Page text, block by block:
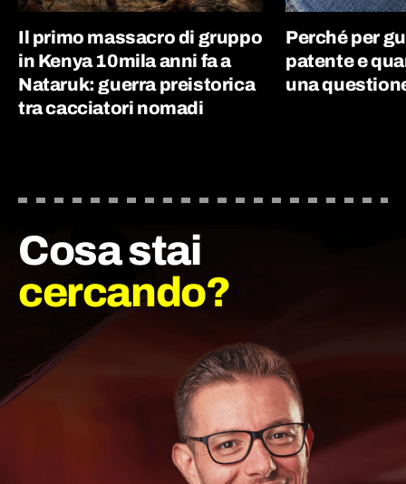
Il primo massacro di gruppo
in Kenya 10mila anni fa a
Nataruk: guerra preistorica
tra cacciatori nomadi
Perché per
patente e
una
Cosa stai
cercando?